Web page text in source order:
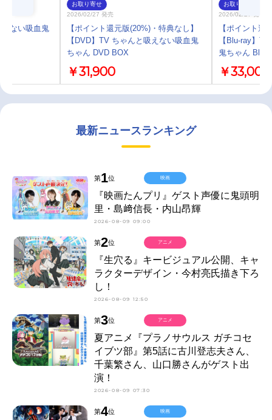
ない吸血鬼
お取り寄せ
2026/02/27 発売
【ポイント還元版(20%)・特典なし】
【DVD】TV ちゃんと吸えない吸血鬼
ちゃん DVD BOX
￥31,900
お取り寄せ
2026/02/27 発売
【ポイント還
【Blu-ray】
鬼ちゃん Blu-
￥33,000
最新ニュースランキング
第1位
『映画たんプリ』ゲスト声優に鬼頭明
里・島﨑信長・内山昂輝
2026-08-09 09:00
映画
第2位
『生穴る』キービジュアル公開、キャ
ラクターデザイン・今村亮氏描き下ろ
し！
2026-08-09 12:50
アニメ
第3位
夏アニメ『プラノサウルス ガチコセ
イブツ部』第5話に古川登志夫さん、
千葉繁さん、山口勝さんがゲスト出
演！
2026-08-09 07:30
アニメ
第4位 映画